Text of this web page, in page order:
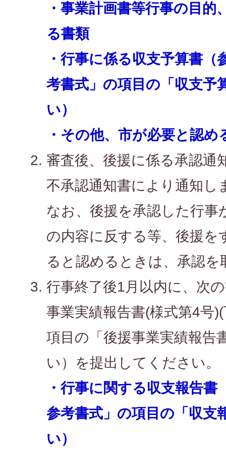
・事業計画書等行事の目的
る書類
・行事に係る収支予算書（
考書式」の項目の「収支予
い）
・その他、市が必要と認め
審査後、後援に係る承認通
不承認通知書により通知し
なお、後援を承認した行事
の内容に反する等、後援を
ると認めるときは、承認を
行事終了後1月以内に、次
事業実績報告書(様式第4号
項目の「後援事業実績報告
い）を提出してください。
・行事に関する収支報告書
参考書式」の項目の「収支
い）